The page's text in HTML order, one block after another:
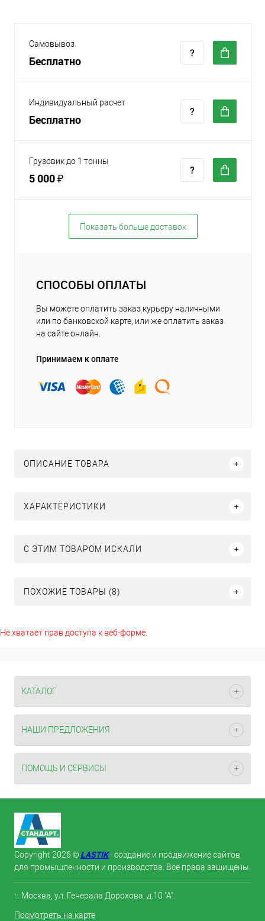
Самовывоз
Бесплатно
Индивидуальный расчет
Бесплатно
Грузовик до 1 тонны
5 000 ₽
Показать больше доставок
СПОСОБЫ ОПЛАТЫ
Вы можете оплатить заказ курьеру наличными
или по банковской карте, или же оплатить заказ
на сайте онлайн.
Принимаем к оплате
ОПИСАНИЕ ТОВАРА
ХАРАКТЕРИСТИКИ
C ЭТИМ ТОВАРОМ ИСКАЛИ
ПОХОЖИЕ ТОВАРЫ (8)
Не хватает прав доступа к веб-форме.
КАТАЛОГ
НАШИ ПРЕДЛОЖЕНИЯ
ПОМОЩЬ И СЕРВИСЫ
Copyright 2026 © LASTIK- создание и продвижение сайтов
для промышленности и производства. Все права защищены.
г. Москва, ул. Генерала Дорохова, д.10 "А".
Посмотреть на карте